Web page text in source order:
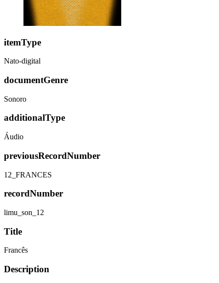
itemType
Nato-digital
documentGenre
Sonoro
additionalType
Áudio
previousRecordNumber
12_FRANCES
recordNumber
limu_son_12
Title
Francês
Description